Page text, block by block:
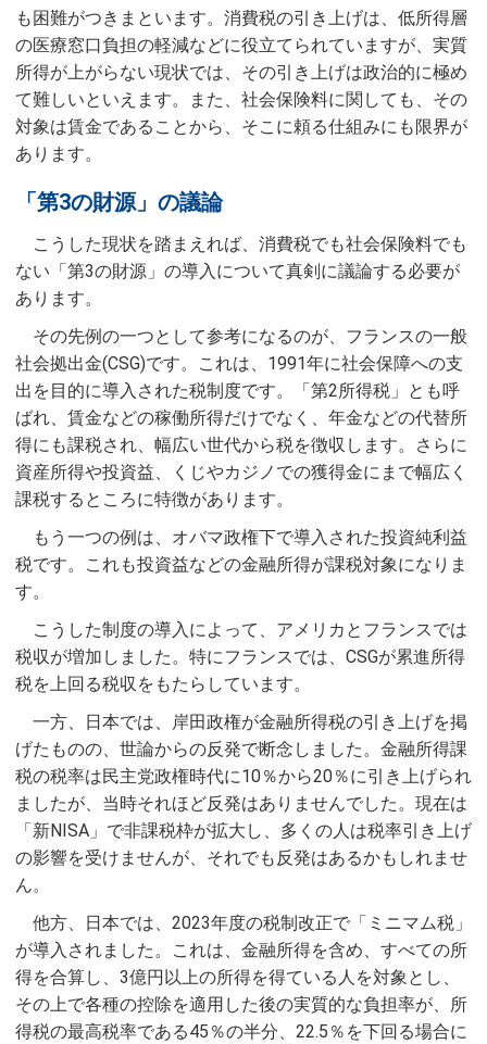
も困難がつきまといます。消費税の引き上げは、低所得層
の医療窓口負担の軽減などに役立てられていますが、実質
所得が上がらない現状では、その引き上げは政治的に極め
て難しいといえます。また、社会保険料に関しても、その
対象は賃金であることから、そこに頼る仕組みにも限界が
あります。
「第3の財源」の議論
こうした現状を踏まえれば、消費税でも社会保険料でも
ない「第3の財源」の導入について真剣に議論する必要が
あります。
その先例の一つとして参考になるのが、フランスの一般
社会拠出金(CSG)です。これは、1991年に社会保障への支
出を目的に導入された税制度です。「第2所得税」とも呼
ばれ、賃金などの稼働所得だけでなく、年金などの代替所
得にも課税され、幅広い世代から税を徴収します。さらに
資産所得や投資益、くじやカジノでの獲得金にまで幅広く
課税するところに特徴があります。
もう一つの例は、オバマ政権下で導入された投資純利益
税です。これも投資益などの金融所得が課税対象になりま
す。
こうした制度の導入によって、アメリカとフランスでは
税収が増加しました。特にフランスでは、CSGが累進所得
税を上回る税収をもたらしています。
一方、日本では、岸田政権が金融所得税の引き上げを掲
げたものの、世論からの反発で断念しました。金融所得課
税の税率は民主党政権時代に10％から20％に引き上げられ
ましたが、当時それほど反発はありませんでした。現在は
「新NISA」で非課税枠が拡大し、多くの人は税率引き上げ
の影響を受けませんが、それでも反発はあるかもしれませ
ん。
他方、日本では、2023年度の税制改正で「ミニマム税」
が導入されました。これは、金融所得を含め、すべての所
得を合算し、3億円以上の所得を得ている人を対象とし、
その上で各種の控除を適用した後の実質的な負担率が、所
得税の最高税率である45％の半分、22.5％を下回る場合に